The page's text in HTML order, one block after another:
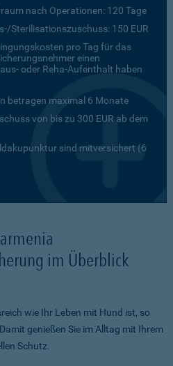
nach Operationen: 120 Tage
Sterilisationszuschuss: 150 EUR
pro Tag für das
einen
oder Reha-Aufenthalt haben
betragen maximal 6 Monate
von bis zu 300 EUR ab dem
sind mitversichert (6
im Überblick
wie Ihr Leben mit Hund ist, so
genießen Sie im Alltag mit Ihrem
Schutz.